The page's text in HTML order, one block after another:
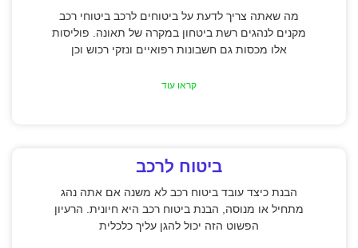
מה שאתה צריך לדעת על ביטוחים לרכב ביטוחי רכב
מקנים לנהגים רשת ביטחון במקרה של תאונה. פוליסות
אלו מכסות גם חשבונות רפואיים ונזקי רכוש וכן
קראו עוד
ביטוח לרכב
הבנת כיצד עובד ביטוח רכב לא משנה אם אתה נהג
מתחיל או מנוסה, הבנת ביטוח רכב היא חיונית. הרעיון
הפשוט הזה יכול להגן עליך כלכלית